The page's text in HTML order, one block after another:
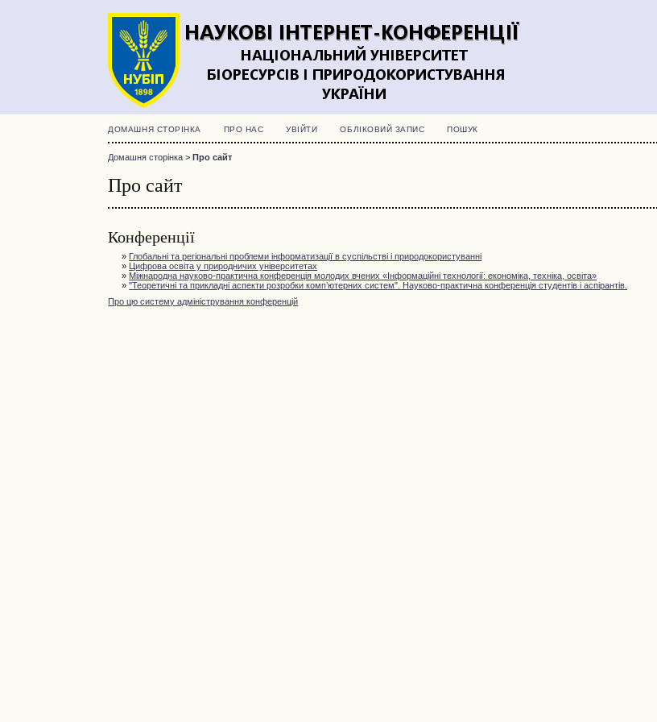
ДОМАШНЯ СТОРІНКА ПРО НАС УВІЙТИ ОБЛІКОВИЙ ЗАПИС ПОШУК
Домашня сторінка >Про сайт
Про сайт
Конференції
» Глобальні та регіональні проблеми інформатизації в суспільстві і природокористуванні
» Цифрова освіта у природничих університетах
» Міжнародна науково-практична конференція молодих вчених «Інформаційні технології: економіка, техніка, освіта»
»"Теоретичні та прикладні аспекти розробки комп’ютерних систем". Науково-практична конференція студентів і аспірантів.
Про цю систему адміністрування конференцій